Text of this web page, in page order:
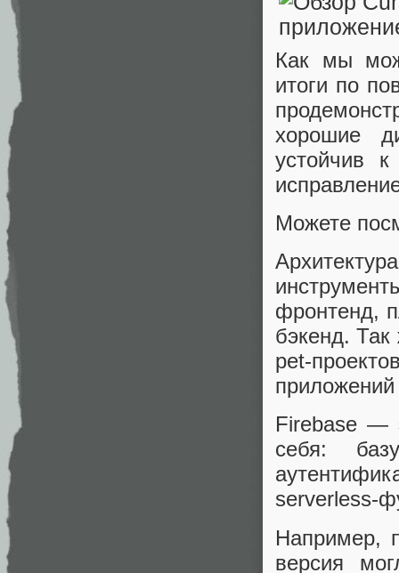
Как мы
итоги по
хорошие
устойчив
Можете
фронтенд,
бэкенд.
pet-
Firebase —
себя:
serverless-
Например,
версия